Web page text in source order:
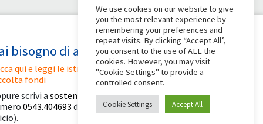
bisogno di aiuto?
qui e leggi le istruzioni per creare la tua
fondi
scrivi asostenitori@apg23.orgo chiama il
0543.404693 dal lunedì al venerdì (orari
We use cookies on our website to give
you the most relevant experience by
remembering your preferences and
repeat visits. By clicking “Accept All”,
you consent to the use of ALL the
cookies. However, you may visit
"Cookie Settings" to provide a
controlled consent.
Cookie Settings Accept All